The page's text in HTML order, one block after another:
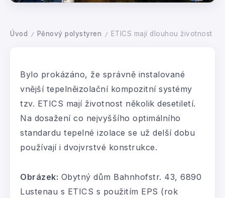
Úvod / Pěnový polystyren / ETICS mají dlouhou životnost
Bylo prokázáno, že správně instalované
vnější tepelněizolační kompozitní systémy
tzv. ETICS mají životnost několik desetiletí.
Na dosažení co nejvyššího optimálního
standardu tepelné izolace se už delší dobu
používají i dvojvrstvé konstrukce.
Obrázek: Obytný dům Bahnhofstr. 43, 6890
Lustenau s ETICS s použitím EPS (rok